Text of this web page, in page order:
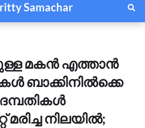
Samachar
മകന്‍ എത്താന്‍
ബാക്കിനില്‍ക്കെ
മരിച്ച നിലയില്‍;